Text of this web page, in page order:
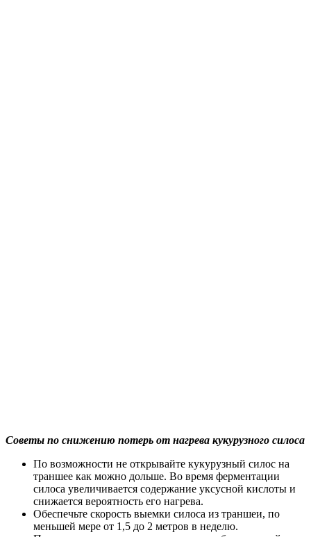
Советы по снижению потерь от нагрева кукурузного силоса
По возможности не открывайте кукурузный силос на
траншее как можно дольше. Во время ферментации
силоса увеличивается содержание уксусной кислоты и
снижается вероятность его нагрева.
Обеспечьте скорость выемки силоса из траншеи, по
меньшей мере от 1,5 до 2 метров в неделю.